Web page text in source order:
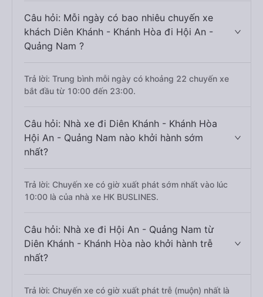
Câu hỏi: Mỗi ngày có bao nhiêu chuyến xe
khách Diên Khánh - Khánh Hòa đi Hội An -
Quảng Nam ?
Trả lời: Trung bình mỗi ngày có khoảng 22 chuyến xe
bắt đầu từ 10:00 đến 23:00.
Câu hỏi: Nhà xe đi Diên Khánh - Khánh Hòa
Hội An - Quảng Nam nào khởi hành sớm
nhất?
Trả lời: Chuyến xe có giờ xuất phát sớm nhất vào lúc
10:00 là của nhà xe HK BUSLINES.
Câu hỏi: Nhà xe đi Hội An - Quảng Nam từ
Diên Khánh - Khánh Hòa nào khởi hành trễ
nhất?
Trả lời: Chuyến xe có giờ xuất phát trễ (muộn) nhất là